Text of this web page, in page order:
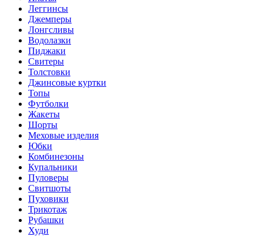
Леггинсы
Джемперы
Лонгсливы
Водолазки
Пиджаки
Свитеры
Толстовки
Джинсовые куртки
Топы
Футболки
Жакеты
Шорты
Меховые изделия
Юбки
Комбинезоны
Купальники
Пуловеры
Свитшоты
Пуховики
Трикотаж
Рубашки
Худи